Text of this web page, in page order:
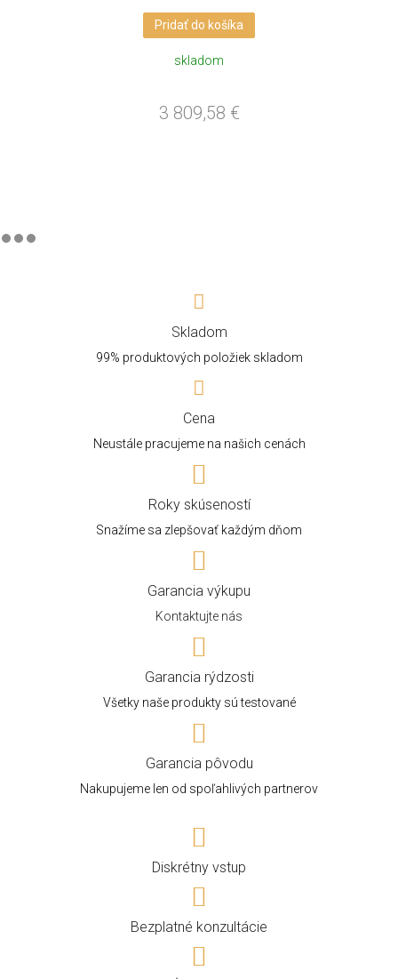
Pridať do košíka
skladom
3 809,58 €
Skladom
99% produktových položiek skladom
Cena
Neustále pracujeme na našich cenách
Roky skúseností
Snažíme sa zlepšovať každým dňom
Garancia výkupu
Kontaktujte nás
Garancia rýdzosti
Všetky naše produkty sú testované
Garancia pôvodu
Nakupujeme len od spoľahlivých partnerov
Diskrétny vstup
Bezplatné konzultácie